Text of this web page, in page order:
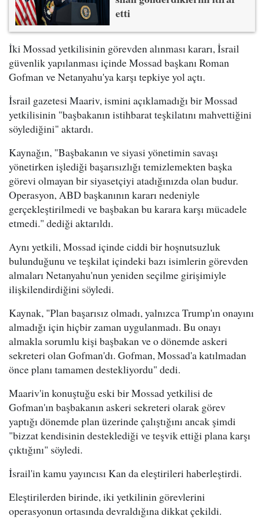
etti
İki Mossad yetkilisinin görevden alınması kararı, İsrail
güvenlik yapılanması içinde Mossad başkanı Roman
Gofman ve Netanyahu'ya karşı tepkiye yol açtı.
İsrail gazetesi Maariv, ismini açıklamadığı bir Mossad
yetkilisinin "başbakanın istihbarat teşkilatını mahvettiğini
söylediğini" aktardı.
Kaynağın, "Başbakanın ve siyasi yönetimin savaşı
yönetirken işlediği başarısızlığı temizlemekten başka
görevi olmayan bir siyasetçiyi atadığınızda olan budur.
Operasyon, ABD başkanının kararı nedeniyle
gerçekleştirilmedi ve başbakan bu karara karşı mücadele
etmedi." dediği aktarıldı.
Aynı yetkili, Mossad içinde ciddi bir hoşnutsuzluk
bulunduğunu ve teşkilat içindeki bazı isimlerin görevden
almaları Netanyahu'nun yeniden seçilme girişimiyle
ilişkilendirdiğini söyledi.
Kaynak, "Plan başarısız olmadı, yalnızca Trump'ın onayını
almadığı için hiçbir zaman uygulanmadı. Bu onayı
almakla sorumlu kişi başbakan ve o dönemde askeri
sekreteri olan Gofman'dı. Gofman, Mossad'a katılmadan
önce planı tamamen destekliyordu" dedi.
Maariv'in konuştuğu eski bir Mossad yetkilisi de
Gofman'ın başbakanın askeri sekreteri olarak görev
yaptığı dönemde plan üzerinde çalıştığını ancak şimdi
"bizzat kendisinin desteklediği ve teşvik ettiği plana karşı
çıktığını" söyledi.
İsrail'in kamu yayıncısı Kan da eleştirileri haberleştirdi.
Eleştirilerden birinde, iki yetkilinin görevlerini
operasyonun ortasında devraldığına dikkat çekildi.